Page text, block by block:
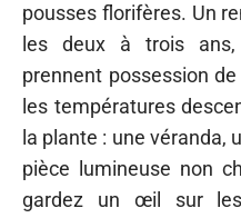
pousses florifères. Un
les deux à trois
prennent possession
les températures
la plante : une véranda,
pièce lumineuse non
gardez un œil sur